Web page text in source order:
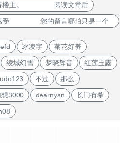
支持楼主。 阅读文章后
感受 您的留言哪怕只是一个
冰凌宇 菊花好养
绫城幻雪 梦晓辉音 红莲玉露
不过 那么
想3000 dearnyan 长门有希